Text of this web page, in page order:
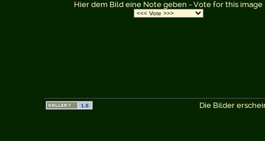
Hier dem Bild eine Note geben - Vote for this image
Die Bilder